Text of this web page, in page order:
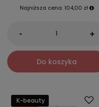
Najniższa cena: 104,00 zł
- +
Do koszyka
K-beauty